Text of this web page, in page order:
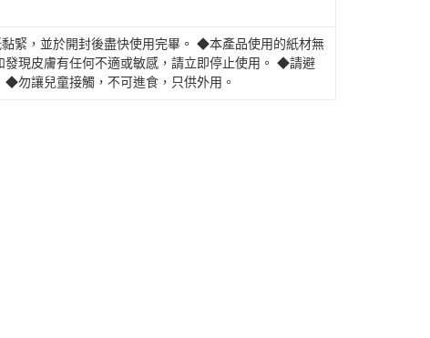
緊，並於開封後盡快使用完畢。 ◆本產品使用的紙材無
現皮膚有任何不適或敏感，請立即停止使用。 ◆請避
勿讓兒童接觸，不可進食，只供外用。